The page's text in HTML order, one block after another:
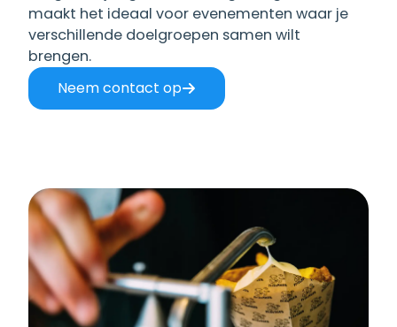
maakt het ideaal voor evenementen waar je
verschillende doelgroepen samen wilt
brengen.
Neem contact op